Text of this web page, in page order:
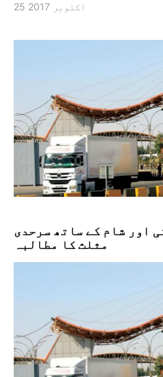
25 اکتوبر 2017
اور شام کے ساتھ سرحدی
مثلث کا مطالبہ